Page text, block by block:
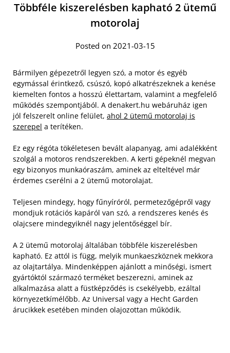
Többféle kiszerelésben kapható 2 ütemű
motorolaj
Posted on 2021-03-15
Bármilyen gépezetről legyen szó, a motor és egyéb
egymással érintkező, csúszó, kopó alkatrészeknek a kenése
kiemelten fontos a hosszú élettartam, valamint a megfelelő
működés szempontjából. A denakert.hu webáruház igen
jól felszerelt online felület, ahol 2 ütemű motorolaj is
szerepel a terítéken.
Ez egy régóta tökéletesen bevált alapanyag, ami adalékként
szolgál a motoros rendszerekben. A kerti gépeknél megvan
egy bizonyos munkaóraszám, aminek az elteltével már
érdemes cserélni a 2 ütemű motorolajat.
Teljesen mindegy, hogy fűnyíróról, permetezőgépről vagy
mondjuk rotációs kapáról van szó, a rendszeres kenés és
olajcsere mindegyiknél nagy jelentőséggel bír.
A 2 ütemű motorolaj általában többféle kiszerelésben
kapható. Ez attól is függ, melyik munkaeszköznek mekkora
az olajtartálya. Mindenképpen ajánlott a minőségi, ismert
gyártóktól származó terméket beszerezni, aminek az
alkalmazása alatt a füstképződés is csekélyebb, ezáltal
környezetkímélőbb. Az Universal vagy a Hecht Garden
árucikkek esetében minden olajozottan működik.